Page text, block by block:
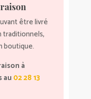
être livré
traditionnels,
boutique.
à
au02 28 13